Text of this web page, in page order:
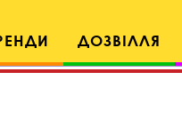
ДОЗВІЛЛЯ